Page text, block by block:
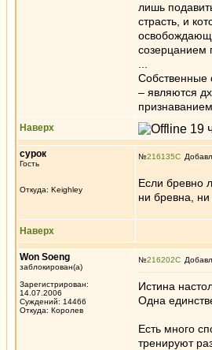
лишь
страсть, и
созерцанием
Собственные
– являются
Наверх
сурок
Гость
Откуда: Keighley
№216135
Если бревно
ни бревна,
Наверх
Won Soeng
заблокирован(а)
Зарегистрирован:
14.07.2006
Суждений: 14466
Откуда: Королев
№216202
Истина
Одна
Есть много
тренируют